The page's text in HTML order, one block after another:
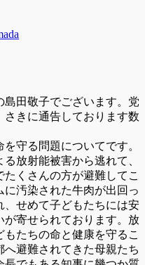
田敬子でございます。党
さきに通告しております数
守る問題についてです。
放射能被害から逃れて、
くさんの方が避難してこ
汚染された牛肉が出回っ
、せめて子どもたちには安
寄せられております。放
たちの命と健康を守るこ
避難されてきた母親たち